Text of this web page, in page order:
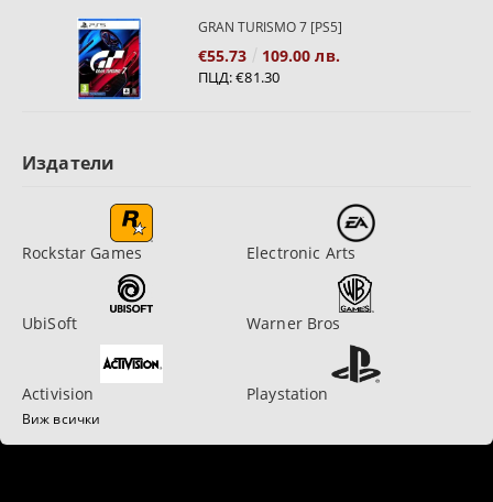
GRAN TURISMO 7 [PS5]
€55.73 109.00 лв.
ПЦД:€81.30
Издатели
Rockstar Games Electronic Arts
UbiSoft Warner Bros
Activision Playstation
Виж всички